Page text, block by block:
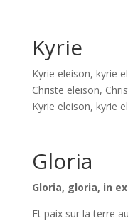
Kyrie
Kyrie eleison, kyrie
Christe eleison,
Kyrie eleison, kyrie
Gloria
Gloria, gloria, in
Et paix sur la terre